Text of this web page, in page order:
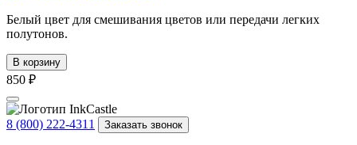
Белый цвет для смешивания цветов или передачи легких
полутонов.
В корзину
850 ₽
8 (800) 222-4311 Заказать звонок